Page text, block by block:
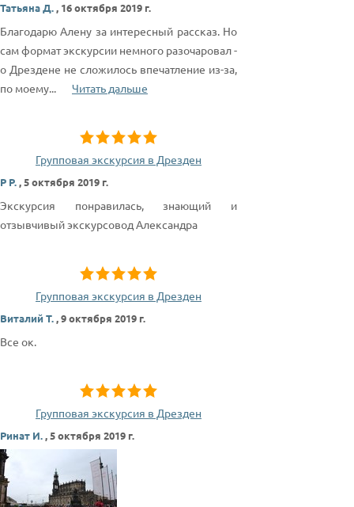
Татьяна Д., 16 октября 2019 г.
Благодарю Алену за интересный рассказ. Но
сам формат экскурсии немного разочаровал -
о Дрездене не сложилось впечатление из-за,
по моему... Читать дальше
Групповая экскурсия в Дрезден
Р Р.,5 октября 2019 г.
Экскурсия понравилась, знающий и
отзывчивый экскурсовод Александра
Групповая экскурсия в Дрезден
Виталий Т.,9 октября 2019 г.
Все ок.
Групповая экскурсия в Дрезден
Ринат И.,5 октября 2019 г.